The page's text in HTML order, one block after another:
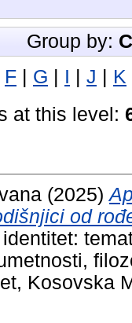
Group by:
F | G | I | J | K
at this level:
(2025)
od
Kosovska